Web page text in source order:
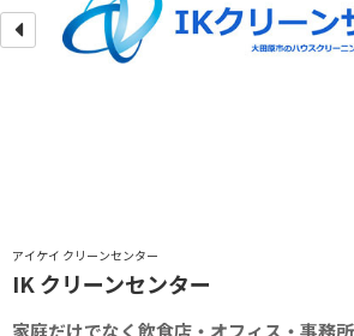
アイケイ クリーンセンター
IK クリーンセンター